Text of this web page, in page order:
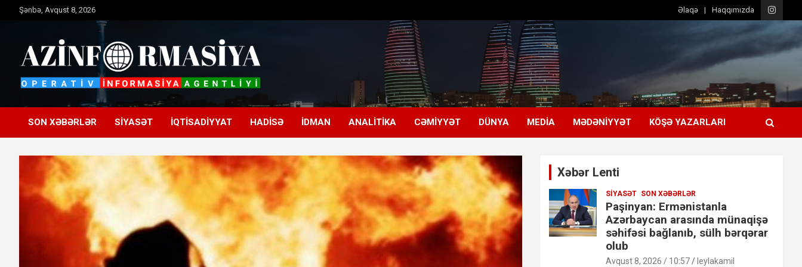
Şənbə, Avqust 8, 2026 Əlaqə Haqqımızda
Azinformasiya
SON XƏBƏRLƏR SIYASƏT İQTISADIYYAT HADISƏ İDMAN ANALITIKA CƏMIYYƏT DÜNYA MEDIA MƏDƏNIYYƏT KÖŞƏ YAZARLARI
Xəbər Lenti
SIYASƏT SON XƏBƏRLƏR
Paşinyan: Ermənistanla
Azərbaycan arasında münaqişə
səhifəsi bağlanıb, sülh bərqərar
olub
Avqust 8, 2026 / 10:57 leylakamil